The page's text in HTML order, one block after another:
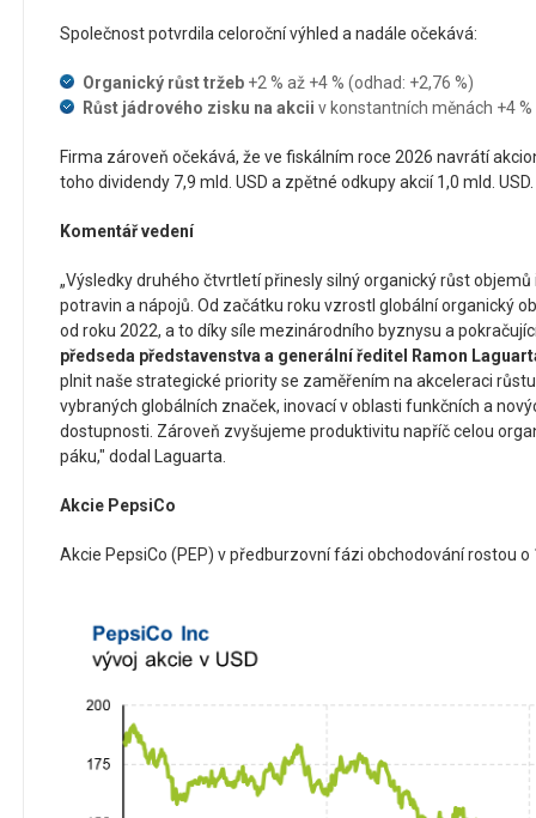
Společnost potvrdila celoroční výhled a nadále očekává:
Organický růst tržeb +2 % až +4 % (odhad: +2,76 %)
Růst jádrového zisku na akcii v konstantních měnách +4 %
Firma zároveň očekává, že ve fiskálním roce 2026 navrátí
toho dividendy 7,9 mld. USD a zpětné odkupy akcií 1,0 mld. USD.
Komentář vedení
„Výsledky druhého čtvrtletí přinesly silný organický růst
potravin a nápojů. Od začátku roku vzrostl globální organický
od roku 2022, a to díky síle mezinárodního byznysu a
předseda představenstva a generální ředitel Ramon
plnit naše strategické priority se zaměřením na akceleraci
vybraných globálních značek, inovací v oblasti funkčních a
dostupnosti. Zároveň zvyšujeme produktivitu napříč celou
páku," dodal Laguarta.
Akcie PepsiCo
Akcie PepsiCo (PEP) v předburzovní fázi obchodování rostou o